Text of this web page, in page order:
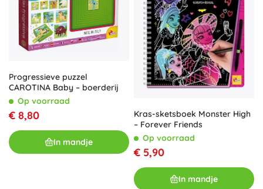
Progressieve puzzel
CAROTINA Baby – boerderij
Op voorraad
€ 8,80
In mandje
Kras-sketsboek Monster High
– Forever Friends
Op voorraad
€ 5,90
In mandje